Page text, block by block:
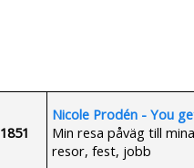
1851
Nicole Prodén - You
Min resa påväg till
resor, fest, jobb